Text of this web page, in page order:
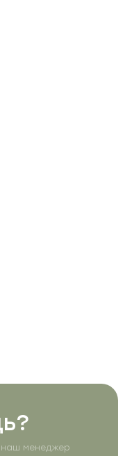
менеджер